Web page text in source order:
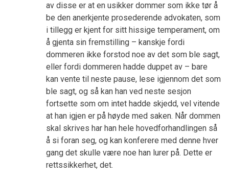
av disse er at en usikker dommer som ikke tør å
be den anerkjente prosederende advokaten, som
i tillegg er kjent for sitt hissige temperament, om
å gjenta sin fremstilling – kanskje fordi
dommeren ikke forstod noe av det som ble sagt,
eller fordi dommeren hadde duppet av – bare
kan vente til neste pause, lese igjennom det som
ble sagt, og så kan han ved neste sesjon
fortsette som om intet hadde skjedd, vel vitende
at han igjen er på høyde med saken. Når dommen
skal skrives har han hele hovedforhandlingen så
å si foran seg, og kan konferere med denne hver
gang det skulle være noe han lurer på. Dette er
rettssikkerhet, det.